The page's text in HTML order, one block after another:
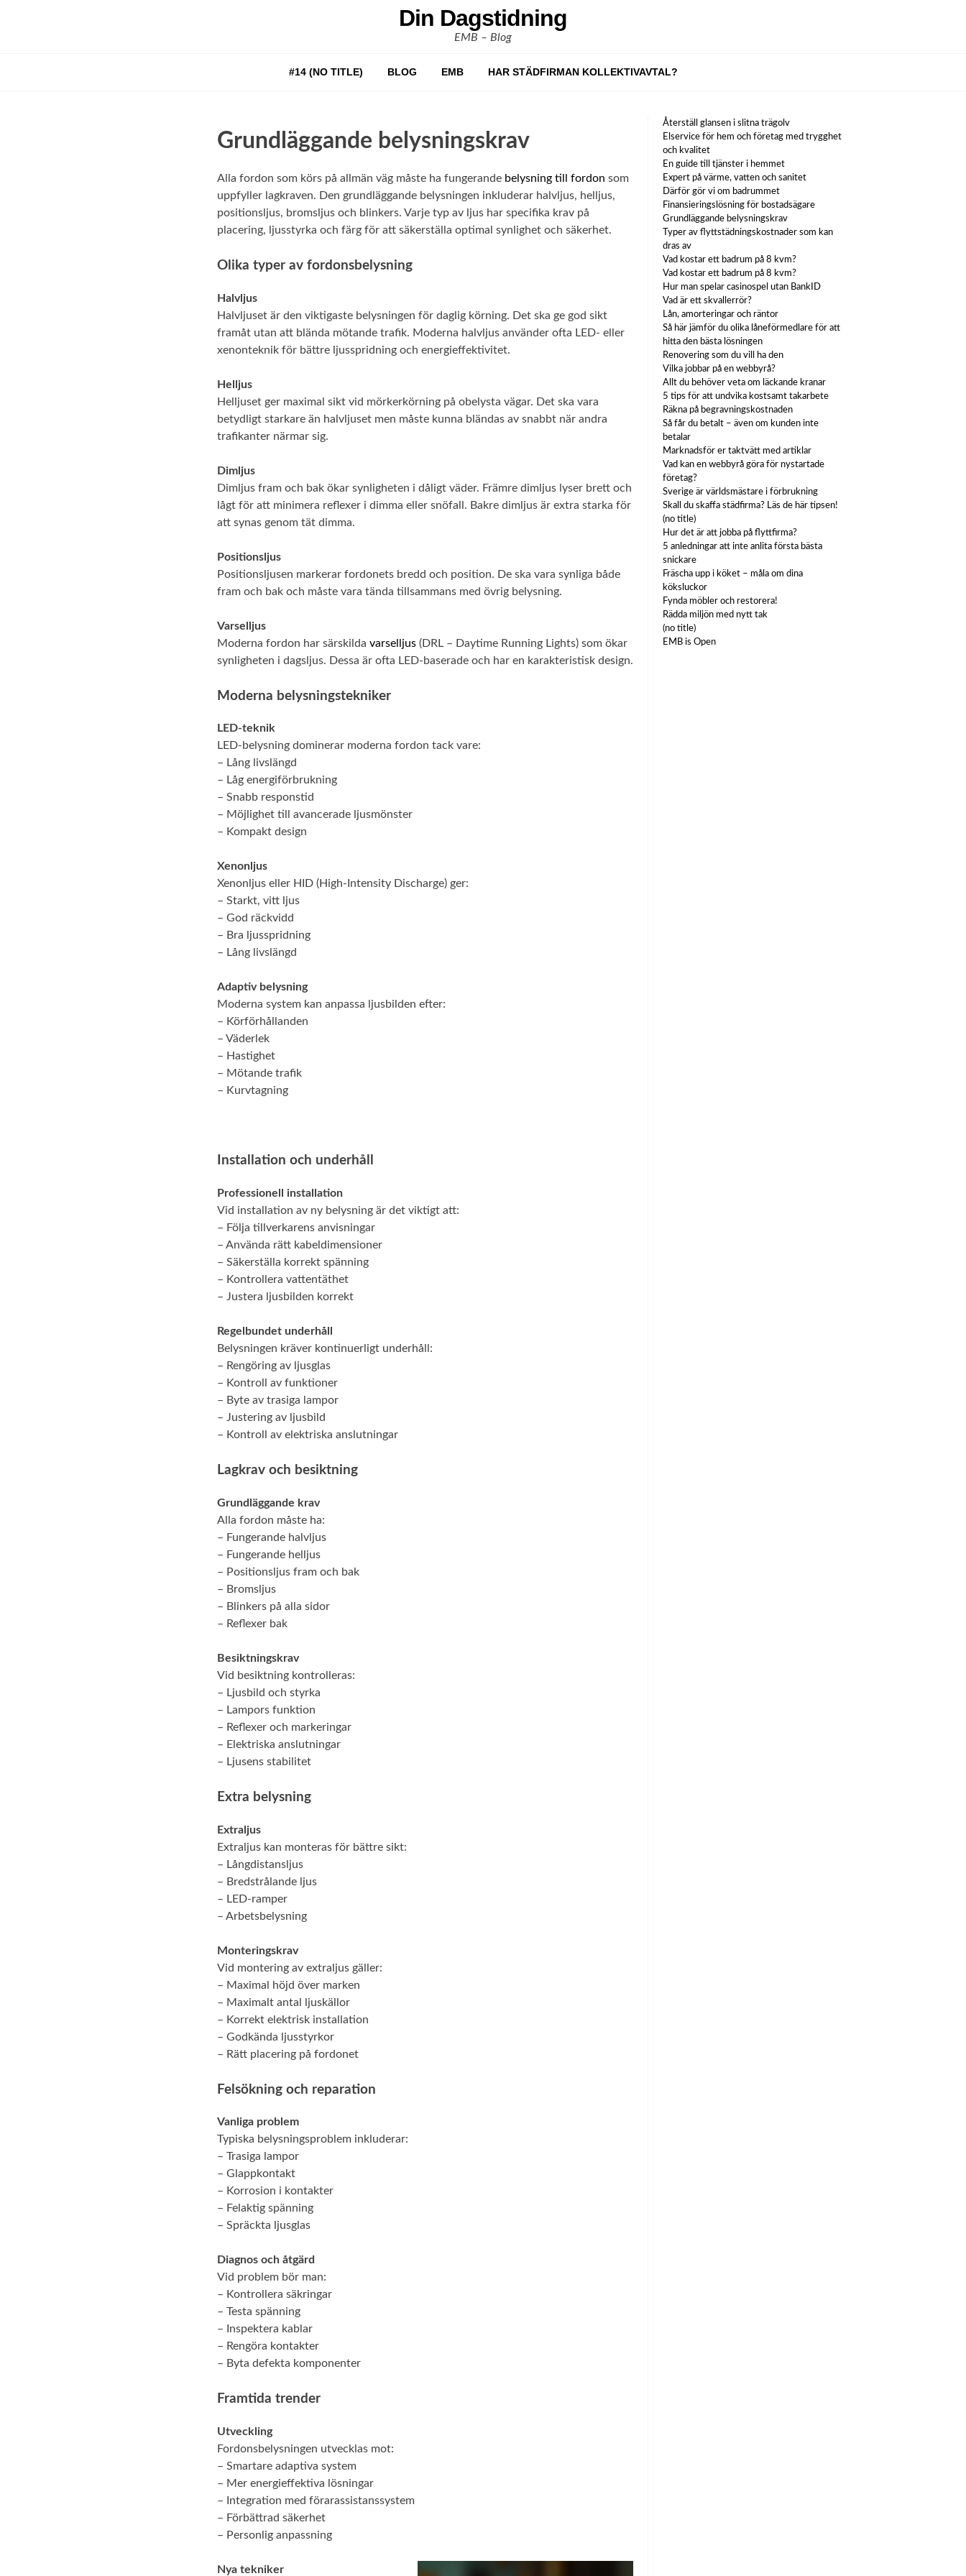
Din Dagstidning
EMB – Blog
#14 (NO TITLE) BLOG EMB HAR STÄDFIRMAN KOLLEKTIVAVTAL?
Grundläggande belysningskrav
Alla fordon som körs på allmän väg måste ha fungerande belysning till fordon som
uppfyller lagkraven. Den grundläggande belysningen inkluderar halvljus, helljus,
positionsljus, bromsljus och blinkers. Varje typ av ljus har specifika krav på
placering, ljusstyrka och färg för att säkerställa optimal synlighet och säkerhet.
Olika typer av fordonsbelysning
Halvljus
Halvljuset är den viktigaste belysningen för daglig körning. Det ska ge god sikt
framåt utan att blända mötande trafik. Moderna halvljus använder ofta LED- eller
xenonteknik för bättre ljusspridning och energieffektivitet.
Helljus
Helljuset ger maximal sikt vid mörkerkörning på obelysta vägar. Det ska vara
betydligt starkare än halvljuset men måste kunna bländas av snabbt när andra
trafikanter närmar sig.
Dimljus
Dimljus fram och bak ökar synligheten i dåligt väder. Främre dimljus lyser brett och
lågt för att minimera reflexer i dimma eller snöfall. Bakre dimljus är extra starka för
att synas genom tät dimma.
Positionsljus
Positionsljusen markerar fordonets bredd och position. De ska vara synliga både
fram och bak och måste vara tända tillsammans med övrig belysning.
Varselljus
Moderna fordon har särskilda varselljus(DRL – Daytime Running Lights) som ökar
synligheten i dagsljus. Dessa är ofta LED-baserade och har en karakteristisk design.
Moderna belysningstekniker
LED-teknik
LED-belysning dominerar moderna fordon tack vare:
– Lång livslängd
– Låg energiförbrukning
– Snabb responstid
– Möjlighet till avancerade ljusmönster
– Kompakt design
Xenonljus
Xenonljus eller HID (High-Intensity Discharge) ger:
– Starkt, vitt ljus
– God räckvidd
– Bra ljusspridning
– Lång livslängd
Adaptiv belysning
Moderna system kan anpassa ljusbilden efter:
– Körförhållanden
– Väderlek
– Hastighet
– Mötande trafik
– Kurvtagning
Installation och underhåll
Professionell installation
Vid installation av ny belysning är det viktigt att:
– Följa tillverkarens anvisningar
– Använda rätt kabeldimensioner
– Säkerställa korrekt spänning
– Kontrollera vattentäthet
– Justera ljusbilden korrekt
Regelbundet underhåll
Belysningen kräver kontinuerligt underhåll:
– Rengöring av ljusglas
– Kontroll av funktioner
– Byte av trasiga lampor
– Justering av ljusbild
– Kontroll av elektriska anslutningar
Lagkrav och besiktning
Grundläggande krav
Alla fordon måste ha:
– Fungerande halvljus
– Fungerande helljus
– Positionsljus fram och bak
– Bromsljus
– Blinkers på alla sidor
– Reflexer bak
Besiktningskrav
Vid besiktning kontrolleras:
– Ljusbild och styrka
– Lampors funktion
– Reflexer och markeringar
– Elektriska anslutningar
– Ljusens stabilitet
Extra belysning
Extraljus
Extraljus kan monteras för bättre sikt:
– Långdistansljus
– Bredstrålande ljus
– LED-ramper
– Arbetsbelysning
Monteringskrav
Vid montering av extraljus gäller:
– Maximal höjd över marken
– Maximalt antal ljuskällor
– Korrekt elektrisk installation
– Godkända ljusstyrkor
– Rätt placering på fordonet
Felsökning och reparation
Vanliga problem
Typiska belysningsproblem inkluderar:
– Trasiga lampor
– Glappkontakt
– Korrosion i kontakter
– Felaktig spänning
– Spräckta ljusglas
Diagnos och åtgärd
Vid problem bör man:
– Kontrollera säkringar
– Testa spänning
– Inspektera kablar
– Rengöra kontakter
– Byta defekta komponenter
Framtida trender
Utveckling
Fordonsbelysningen utvecklas mot:
– Smartare adaptiva system
– Mer energieffektiva lösningar
– Integration med förarassistanssystem
– Förbättrad säkerhet
– Personlig anpassning
Nya tekniker
Återställ glansen i slitna trägolv
Elservice för hem och företag med trygghet
och kvalitet
En guide till tjänster i hemmet
Expert på värme, vatten och sanitet
Därför gör vi om badrummet
Finansieringslösning för bostadsägare
Grundläggande belysningskrav
Typer av flyttstädningskostnader som kan
dras av
Vad kostar ett badrum på 8 kvm?
Vad kostar ett badrum på 8 kvm?
Hur man spelar casinospel utan BankID
Vad är ett skvallerrör?
Lån, amorteringar och räntor
Så här jämför du olika låneförmedlare för att
hitta den bästa lösningen
Renovering som du vill ha den
Vilka jobbar på en webbyrå?
Allt du behöver veta om läckande kranar
5 tips för att undvika kostsamt takarbete
Räkna på begravningskostnaden
Så får du betalt – även om kunden inte
betalar
Marknadsför er taktvätt med artiklar
Vad kan en webbyrå göra för nystartade
företag?
Sverige är världsmästare i förbrukning
Skall du skaffa städfirma? Läs de här tipsen!
(no title)
Hur det är att jobba på flyttfirma?
5 anledningar att inte anlita första bästa
snickare
Fräscha upp i köket – måla om dina
köksluckor
Fynda möbler och restorera!
Rädda miljön med nytt tak
(no title)
EMB is Open